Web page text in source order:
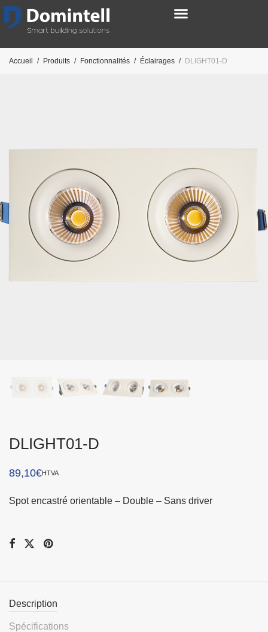
Accueil / Produits / Fonctionnalités / Éclairages / DLIGHT01-D
DLIGHT01-D
89,10€HTVA
Spot encastré orientable – Double – Sans driver
Description
Spécifications